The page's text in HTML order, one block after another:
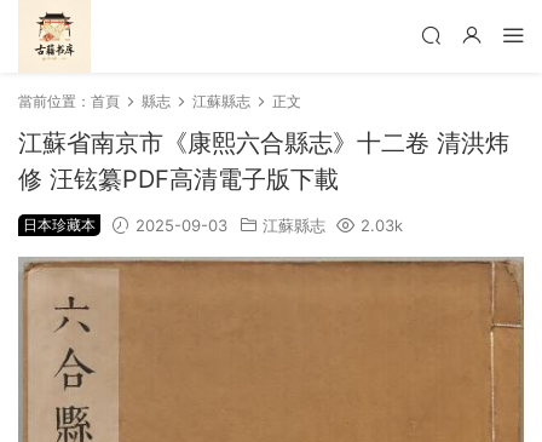
當前位置： 首頁 縣志 江蘇縣志 正文
江蘇省南京市《康熙六合縣志》十二卷 清洪炜
修 汪铉纂PDF高清電子版下載
日本珍藏本 2025-09-03 江蘇縣志 2.03k